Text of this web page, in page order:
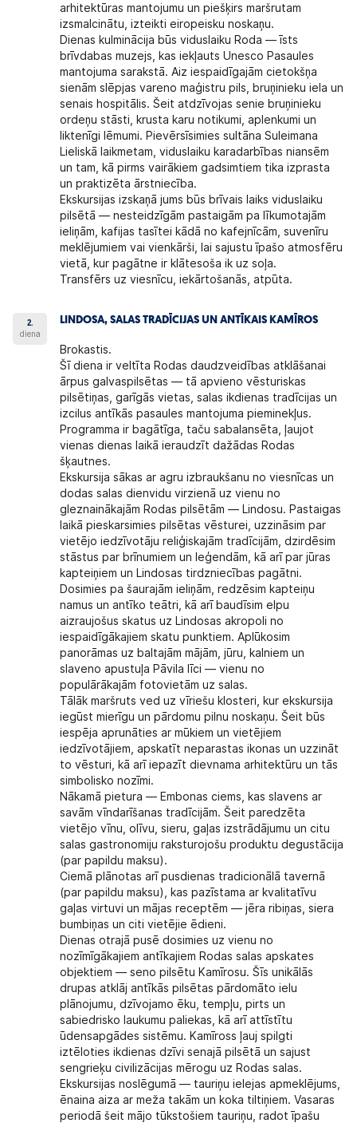
arhitektūras mantojumu un piešķirs maršrutam
izsmalcinātu, izteikti eiropeisku noskaņu.
Dienas kulminācija būsviduslaiku Roda — īsts
brīvdabas muzejs , kas iekļauts Unesco Pasaules
mantojuma sarakstā. Aiz iespaidīgajām cietokšņa
sienām slēpjas vareno maģistru pils, bruņinieku iela un
senais hospitālis. Šeit atdzīvojas senie bruņinieku
ordeņu stāsti, krusta karu notikumi, aplenkumi un
liktenīgi lēmumi. Pievērsīsimies sultāna Suleimana
Lieliskā laikmetam, viduslaiku karadarbības niansēm
un tam, kā pirms vairākiem gadsimtiem tika izprasta
un praktizēta ārstniecība.
Ekskursijas izskaņā jums būs brīvais laiks viduslaiku
pilsētā — nesteidzīgām pastaigām pa līkumotajām
ieliņām, kafijas tasītei kādā no kafejnīcām, suvenīru
meklējumiem vai vienkārši, lai sajustu īpašo atmosfēru
vietā, kur pagātne ir klātesoša ik uz soļa.
Transfērs uz viesnīcu, iekārtošanās, atpūta.
2.
diena
LINDOSA, SALAS TRADĪCIJAS UN ANTĪKAIS KAMĪROS
Brokastis.
Šī diena ir veltīta Rodas daudzveidības atklāšanai
ārpus galvaspilsētas — tā apvieno vēsturiskas
pilsētiņas, garīgās vietas, salas ikdienas tradīcijas un
izcilus antīkās pasaules mantojuma pieminekļus.
Programma ir bagātīga, taču sabalansēta, ļaujot
vienas dienas laikā ieraudzīt dažādas Rodas
šķautnes.
Ekskursija sākas ar agru izbraukšanu no viesnīcas un
dodas salas dienvidu virzienā uz vienu no
gleznainākajām Rodas pilsētām — Lindosu. Pastaigas
laikā pieskarsimies pilsētas vēsturei, uzzināsim par
vietējo iedzīvotāju reliģiskajām tradīcijām, dzirdēsim
stāstus par brīnumiem un leģendām, kā arī par jūras
kapteiņiem un Lindosas tirdzniecības pagātni.
Dosimies pa šaurajām ieliņām, redzēsim kapteiņu
namus un antīko teātri, kā arī baudīsim elpu
aizraujošus skatus uz Lindosas akropoli no
iespaidīgākajiem skatu punktiem. Aplūkosim
panorāmas uz baltajām mājām, jūru, kalniem un
slavenoapustuļa Pāvila līci— vienu no
populārākajām fotovietām uz salas.
Tālāk maršruts ved uz vīriešu klosteri, kur ekskursija
iegūst mierīgu un pārdomu pilnu noskaņu. Šeit būs
iespēja aprunāties ar mūkiem un vietējiem
iedzīvotājiem, apskatīt neparastas ikonas un uzzināt
to vēsturi, kā arī iepazīt dievnama arhitektūru un tās
simbolisko nozīmi.
Nākamā pietura — Embonas ciems , kas slavens ar
savām vīndarīšanas tradīcijām. Šeit paredzēta
vietējo vīnu, olīvu, sieru, gaļas izstrādājumu un citu
salas gastronomiju raksturojošu produktu degustācija
(par papildu maksu).
Ciemā plānotas arī pusdienas tradicionālā tavernā
(par papildu maksu), kas pazīstama ar kvalitatīvu
gaļas virtuvi un mājas receptēm — jēra ribiņas, siera
bumbiņas un citi vietējie ēdieni.
Dienas otrajā pusē dosimies uz vienu no
nozīmīgākajiem antīkajiem Rodas salas apskates
objektiem — seno pilsētu Kamīrosu. Šīs unikālās
drupas atklāj antīkās pilsētas pārdomāto ielu
plānojumu, dzīvojamo ēku, tempļu, pirts un
sabiedrisko laukumu paliekas, kā arī attīstītu
ūdensapgādes sistēmu. Kamīross ļauj spilgti
iztēloties ikdienas dzīvi senajā pilsētā un sajust
sengrieķu civilizācijas mērogu uz Rodas salas.
Ekskursijas noslēgumā — tauriņu ielejas apmeklējums,
ēnaina aiza ar meža takām un koka tiltiņiem. Vasaras
periodā šeit mājo tūkstošiem tauriņu, radot īpašu